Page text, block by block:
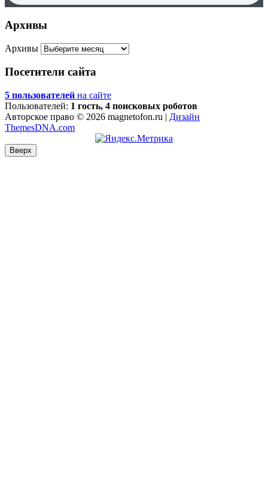
Архивы
Архивы
Посетители сайта
5 пользователей на сайте
Пользователей: 1 гость, 4 поисковых роботов
Авторское право © 2026 magnetofon.ru | Дизайн
ThemesDNA.com
Вверх